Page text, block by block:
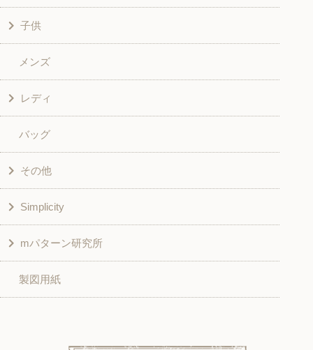
洋服
和風衣類
グッズ
子供
ワンピース
シャツ・ブラウス
スカート・パンツ
和風衣類
入園入学グッズ
その他
メンズ
レディ
シャツ・ブラウス
チュニック
ワンピース
ベスト・ジャケット・コート
スカート
バッグ
その他
学校家庭科教材用
その他
Simplicity
こども＆ベビー
ボトムス
mパターン研究所
子供服
製図用紙